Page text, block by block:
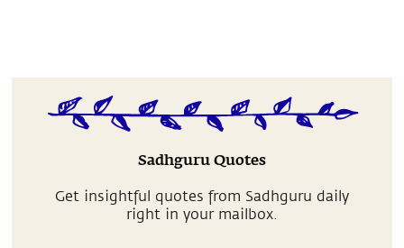
Sadhguru Quotes
Get insightful quotes from Sadhguru daily
right in your mailbox.